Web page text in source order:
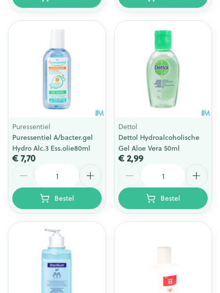
Puressentiel
Puressentiel A/bacter.gel
Hydro Alc.3 Ess.olie80ml
€ 7,70
Bestel
Dettol
Dettol Hydroalcoholische
Gel Aloe Vera 50ml
€ 2,99
Bestel